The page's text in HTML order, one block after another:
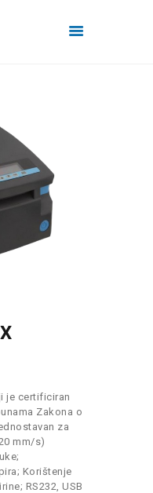
je certificiran
Zakona o
za
mm/s)
Korištenje
RS232, USB